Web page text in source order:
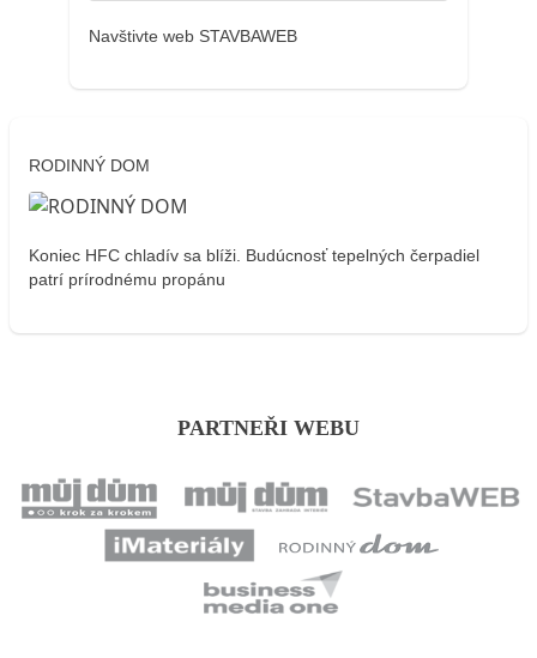
Navštivte web STAVBAWEB
RODINNÝ DOM
Koniec HFC chladív sa blíži. Budúcnosť tepelných čerpadiel
patrí prírodnému propánu
PARTNEŘI WEBU